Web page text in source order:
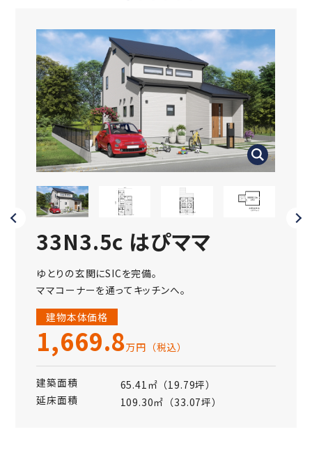
33N3.5c はぴママ
ゆとりの玄関にSICを完備。
ママコーナーを通ってキッチンへ。
建物本体価格
1,669.8万円（税込）
建築面積
65.41㎡（19.79坪）
延床面積
109.30㎡（33.07坪）